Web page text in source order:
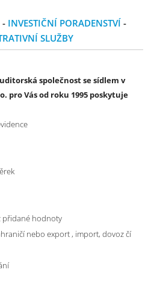
- INVESTIČNÍ PORADENSTVÍ -
SLUŽBY
společnost se sídlem v
pro Vás od roku 1995 poskytuje
přidané hodnoty
nebo export , import, dovoz čí